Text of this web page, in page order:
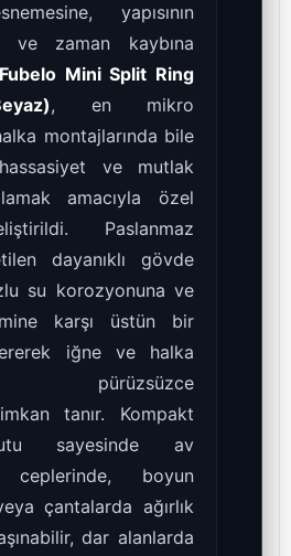
yapısının
ve zaman kaybına
Fubelo Mini Split Ring
, en mikro
montajlarında bile
ve mutlak
amacıyla özel
Paslanmaz
dayanıklı gövde
su korozyonuna ve
karşı üstün bir
iğne ve halka
pürüzsüzce
tanır. Kompakt
sayesinde av
ceplerinde, boyun
çantalarda ağırlık
dar alanlarda